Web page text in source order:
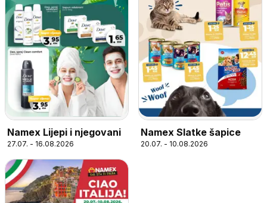
Namex Lijepi i njegovani
27.07. - 16.08.2026
Namex Slatke šapice
20.07. - 10.08.2026